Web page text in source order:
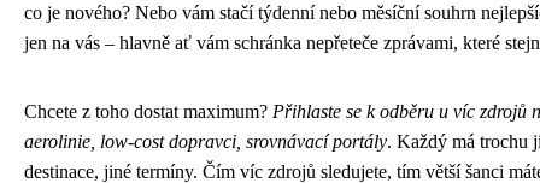
co je nového? Nebo vám stačí týdenní nebo měsíční souhrn
jen na vás – hlavně ať vám schránka nepřeteče zprávami, které
Chcete z toho dostat maximum? Přihlaste se k odběru u víc zdrojů
aerolinie, low-cost dopravci, srovnávací portály. Každý má trochu
destinace, jiné termíny. Čím víc zdrojů sledujete, tím větší šanci